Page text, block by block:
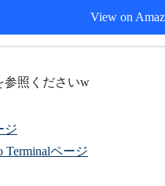
View on
参照くださいw
ジ
ページ